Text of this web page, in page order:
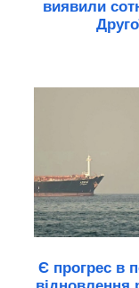
виявили
Є прогрес в